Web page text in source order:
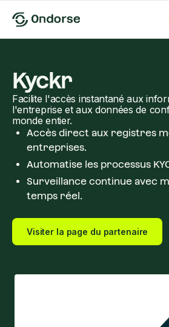
Kyckr
Facilite l'accès instantané aux
l'entreprise et aux données de
monde entier.
Accès direct aux registres
entreprises.
Automatise les processus
Surveillance continue avec
temps réel.
Visiter la page du partenaire